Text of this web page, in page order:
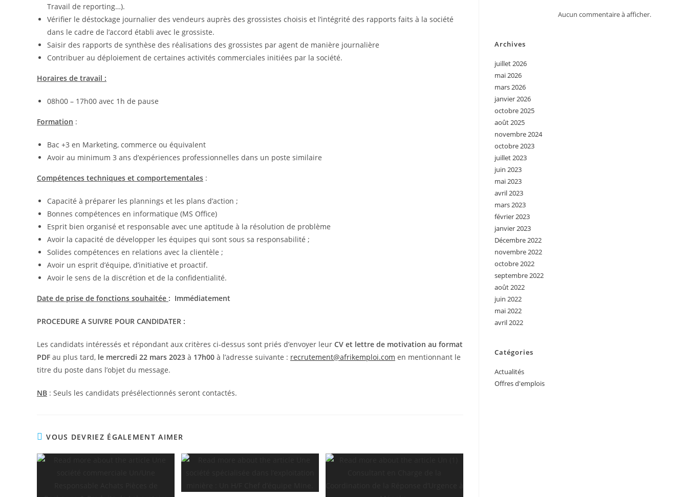
Travail de reporting…).
Vérifier le déstockage journalier des vendeurs auprès des grossistes choisis et l’intégrité des rapports faits à la société
dans le cadre de l’accord établi avec le grossiste.
Saisir des rapports de synthèse des réalisations des grossistes par agent de manière journalière
Contribuer au déploiement de certaines activités commerciales initiées par la société.
Horaires de travail :
08h00 – 17h00 avec 1h de pause
Formation :
Bac +3 en Marketing, commerce ou équivalent
Avoir au minimum 3 ans d’expériences professionnelles dans un poste similaire
Compétences techniques et comportementales :
Capacité à préparer les plannings et les plans d’action ;
Bonnes compétences en informatique (MS Office)
Esprit bien organisé et responsable avec une aptitude à la résolution de problème
Avoir la capacité de développer les équipes qui sont sous sa responsabilité ;
Solides compétences en relations avec la clientèle ;
Avoir un esprit d’équipe, d’initiative et proactif.
Avoir le sens de la discrétion et de la confidentialité.
Date de prise de fonctions souhaitée : Immédiatement
PROCEDURE A SUIVRE POUR CANDIDATER :
Les candidats intéressés et répondant aux critères ci-dessus sont priés d’envoyer leur CV et lettre de motivation au format
PDF au plus tard, le mercredi 22 mars 2023 à 17h00 à l’adresse suivante : recrutement@afrikemploi.com en mentionnant le
titre du poste dans l’objet du message.
NB : Seuls les candidats présélectionnés seront contactés.
VOUS DEVRIEZ ÉGALEMENT AIMER
Aucun commentaire à afficher.
Archives
juillet 2026
mai 2026
mars 2026
janvier 2026
octobre 2025
août 2025
novembre 2024
octobre 2023
juillet 2023
juin 2023
mai 2023
avril 2023
mars 2023
février 2023
janvier 2023
Décembre 2022
novembre 2022
octobre 2022
septembre 2022
août 2022
juin 2022
mai 2022
avril 2022
Catégories
Actualités
Offres d'emplois